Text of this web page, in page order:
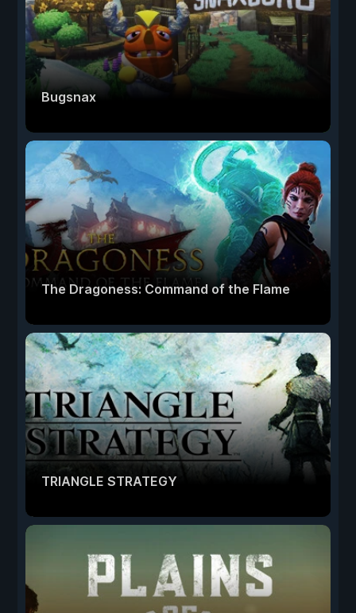
Bugsnax
The Dragoness: Command of the Flame
TRIANGLE STRATEGY